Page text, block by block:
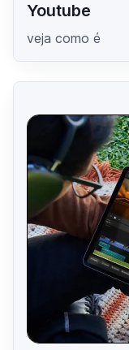
Youtube
veja como é